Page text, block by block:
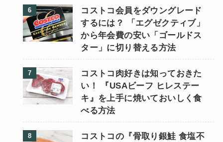
コストコ会員をダウングレード
するには？ 「エグゼクティブ」
から年会費の安い「ゴールドス
ター」に切り替える方法
コストコ肉好きは知っておきた
い！ 『USAビーフ ヒレステー
キ』を上手に焼いておいしく食
べる方法
コストコの『骨取り銀鮭 食塩不